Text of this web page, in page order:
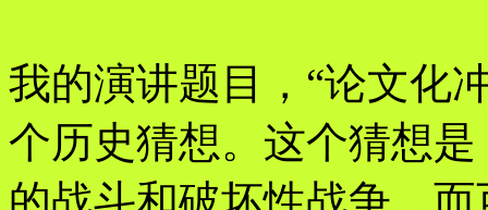
我的演讲题目，“论文化
个历史猜想。这个猜想